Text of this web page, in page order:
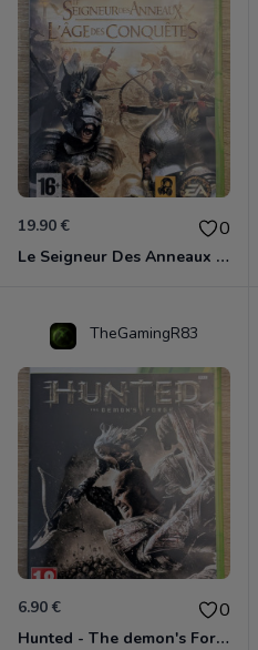
19.90 € 0
Le Seigneur Des Anneaux - L'âge Des Conquêtes Xbox 360
TheGamingR83
6.90 € 0
Hunted - The demon's Forge Xbox 360 (Complet CIB)